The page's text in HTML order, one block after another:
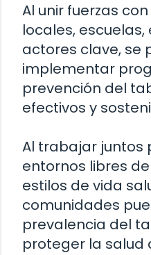
Al unir fuerzas
locales,
actores clave, se
implementar
prevención del
efectivos y
Al trabajar juntos
entornos libres
estilos de vida
comunidades
prevalencia del
proteger la salud